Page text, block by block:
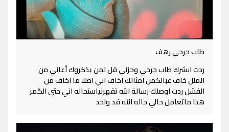
طاب جرحي رهف
ردت ابشرك طاب جرحي وحزني قل لمن يذكروك أعاني من
الملل خاف عبالكمن امثالك اخاف اني اصلا ما اخاف من
الفشل ردت اوصلك رسالة انته تقهرنياستحاله اني حتى الگمر
هذا ماتعامل حالي حاله انته فد واحد